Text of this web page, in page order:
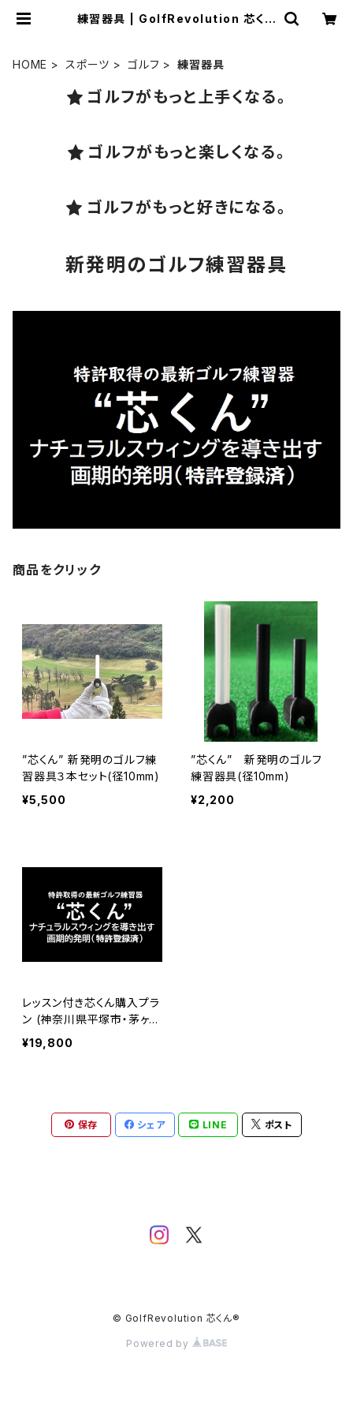
練習器具 | GolfRevolution 芯くん
HOME スポーツ ゴルフ 練習器具
ゴルフがもっと上手くなる。
ゴルフがもっと楽しくなる。
ゴルフがもっと好きになる。
新発明のゴルフ練習器具
商品をクリック
”芯くん” 新発明のゴルフ練
習器具３本セット(径10mm)
¥5,500
”芯くん” 新発明のゴルフ
練習器具(径10mm)
¥2,200
レッスン付き芯くん購入プラ
ン (神奈川県平塚市・茅ヶ崎
市・厚木市・伊勢原市限定・
指定のゴルフ練習場に出向
¥19,800
保存 シェア LINE ポスト
© GolfRevolution 芯くん®︎
Powered by